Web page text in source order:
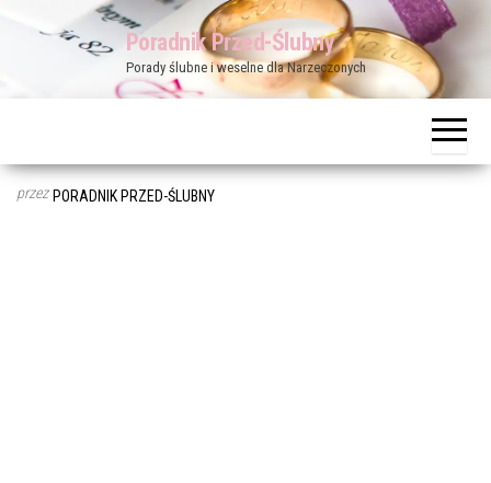
Poradnik Przed-Ślubny
Porady ślubne i weselne dla Narzeczonych
przez PORADNIK PRZED-ŚLUBNY